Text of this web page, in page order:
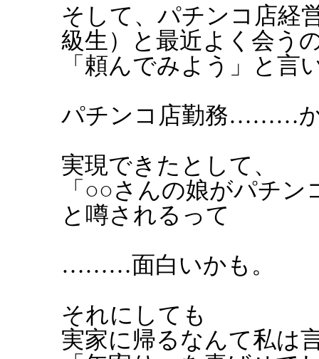
そして、パチンコ店経
級生）と最近よく会う
「頼んでみよう」と言
パチンコ店勤務………
実現できたとして、
「○○さんの娘がパチ
と噂されるって
………面白いかも。
それにしても
実家に帰るなんて私は